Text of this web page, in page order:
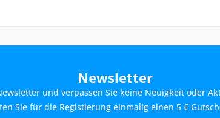
Newsletter
und verpassen Sie keine Neuigkeit oder
Sie für die Registierung einmalig einen 5 €